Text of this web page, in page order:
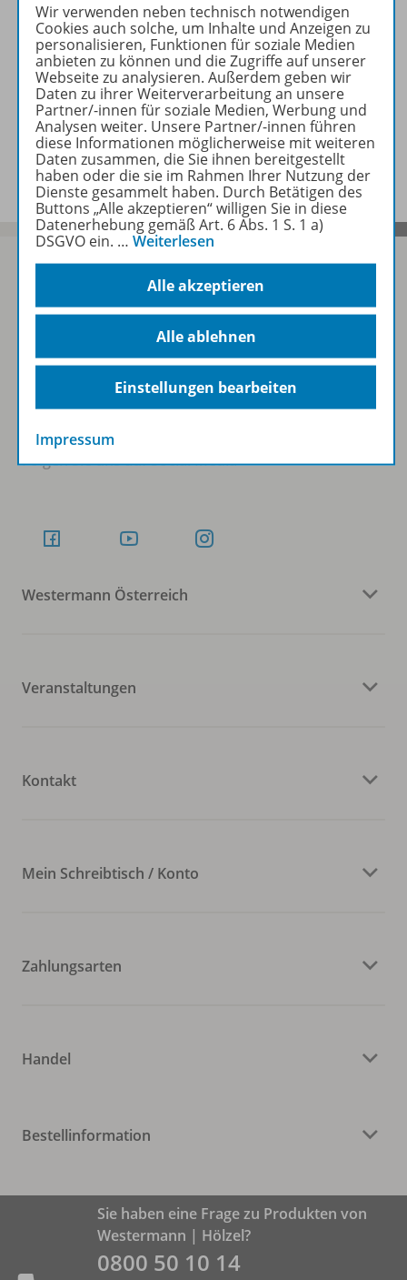
Lesebücher
Wörterbuch
Handpuppe & Stempel
Sofort profitieren
Zum Newsletter anmelden
Folgen Sie uns auf Social Media
Westermann Österreich
Veranstaltungen
Kontakt
Mein Schreibtisch / Konto
Zahlungsarten
Handel
Bestellinformation
Sie haben eine Frage zu Produkten von
Westermann | Hölzel?
0800 50 10 14
Wir verwenden neben technisch notwendigen
Cookies auch solche, um Inhalte und Anzeigen zu
personalisieren, Funktionen für soziale Medien
anbieten zu können und die Zugriffe auf unserer
Webseite zu analysieren. Außerdem geben wir
Daten zu ihrer Weiterverarbeitung an unsere
Partner/-innen für soziale Medien, Werbung und
Analysen weiter. Unsere Partner/-innen führen
diese Informationen möglicherweise mit weiteren
Daten zusammen, die Sie ihnen bereitgestellt
haben oder die sie im Rahmen Ihrer Nutzung der
Dienste gesammelt haben. Durch Betätigen des
Buttons „Alle akzeptieren“ willigen Sie in diese
Datenerhebung gemäß Art. 6 Abs. 1 S. 1 a)
DSGVO ein. … Weiterlesen
Alle akzeptieren
Alle ablehnen
Einstellungen bearbeiten
Impressum